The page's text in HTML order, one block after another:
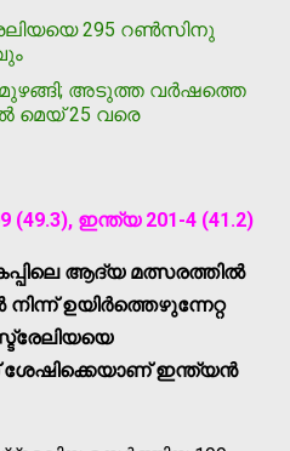
295 റണ്‍സിനു
അടുത്ത വർഷത്തെ
മെയ് 25 വരെ
ഇന്ത്യ 201-4 (41.2)
ആദ്യ മത്സരത്തില്‍
ഉയിര്‍ത്തെഴുന്നേറ്റ
ശേഷിക്കെയാണ് ഇന്ത്യന്‍